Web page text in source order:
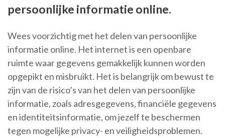
persoonlijke informatie online.
Wees voorzichtig met het delen van persoonlijke
informatie online. Het internet is een openbare
ruimte waar gegevens gemakkelijk kunnen worden
opgepikt en misbruikt. Het is belangrijk om bewust te
zijn van de risico’s van het delen van persoonlijke
informatie, zoals adresgegevens, financiële gegevens
en identiteitsinformatie, om jezelf te beschermen
tegen mogelijke privacy- en veiligheidsproblemen.